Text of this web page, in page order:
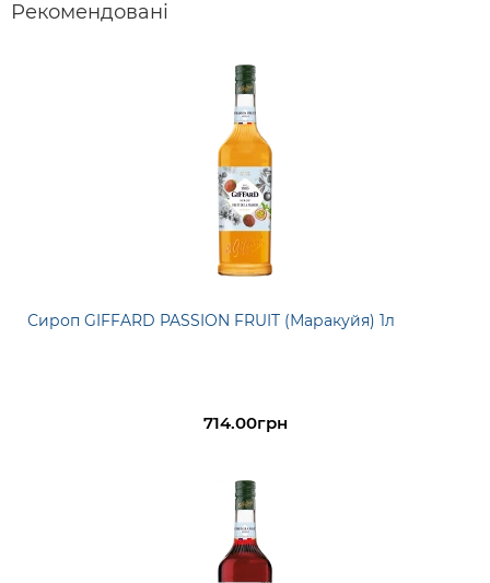
Рекомендовані
Сироп GIFFARD PASSION FRUIT (Маракуйя) 1л
714.00грн